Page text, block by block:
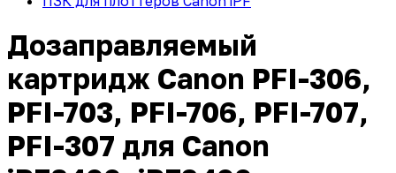
Дозаправляемый
картридж Canon PFI-306,
PFI-703, PFI-706, PFI-707,
PFI-307 для Canon